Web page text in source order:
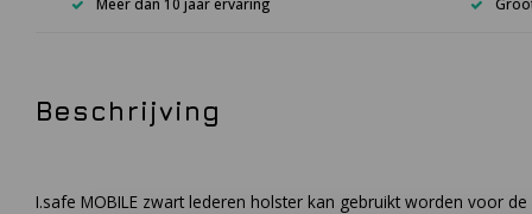
Beschrijving
I.safe MOBILE zwart lederen holster kan gebruikt worden voor